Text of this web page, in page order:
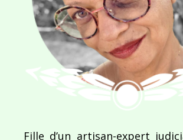
Fille d’un artisan-expert